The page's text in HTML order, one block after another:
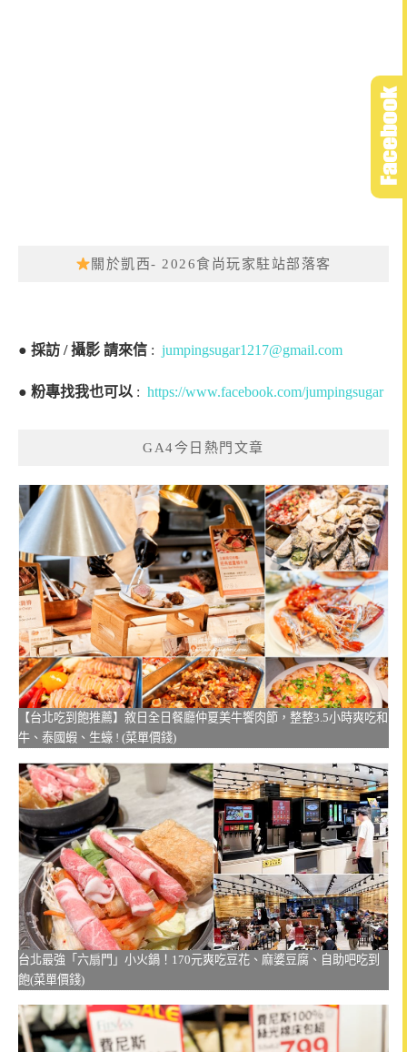
關於凱西- 2026食尚玩家駐站部落客
● 採訪 / 攝影 請來信 : jumpingsugar1217@gmail.com
● 粉專找我也可以 : https://www.facebook.com/jumpingsugar
GA4今日熱門文章
【台北吃到飽推薦】敘日全日餐廳仲夏美牛饗肉節，整整3.5小時爽吃和
牛、泰國蝦、生蠔 ! (菜單價錢)
台北最強「六扇門」小火鍋！170元爽吃豆花、麻婆豆腐、自助吧吃到
飽(菜單價錢)